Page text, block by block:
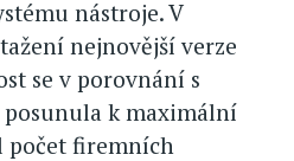
nástroje. V
nejnovější verze
se v porovnání s
k maximální
počet firemních